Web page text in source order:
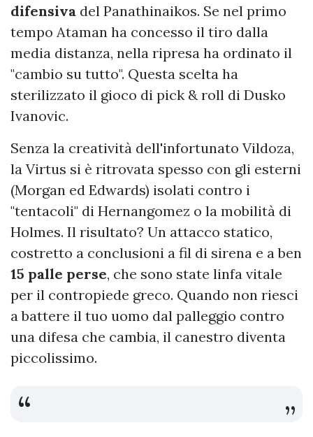
difensiva del Panathinaikos. Se nel primo
tempo Ataman ha concesso il tiro dalla
media distanza, nella ripresa ha ordinato il
"cambio su tutto". Questa scelta ha
sterilizzato il gioco di pick & roll di Dusko
Ivanovic.
Senza la creatività dell'infortunato Vildoza,
la Virtus si è ritrovata spesso con gli esterni
(Morgan ed Edwards) isolati contro i
"tentacoli" di Hernangomez o la mobilità di
Holmes. Il risultato? Un attacco statico,
costretto a conclusioni a fil di sirena e a ben
15 palle perse, che sono state linfa vitale
per il contropiede greco. Quando non riesci
a battere il tuo uomo dal palleggio contro
una difesa che cambia, il canestro diventa
piccolissimo.